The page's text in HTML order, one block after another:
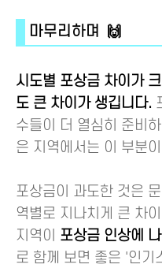
마무리하며 🙌
시도별 포상금 차이가
도 큰 차이가 생깁니다.
수들이 더 열심히 준비
은 지역에서는 이 부분
포상금이 과도한 것은
역별로 지나치게 큰 차
지역이 포상금 인상에
로 함께 보면 좋은 '인기